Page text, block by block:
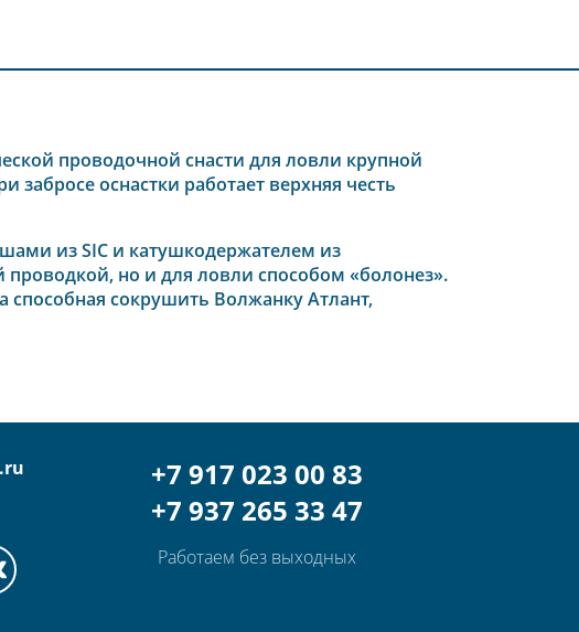
проводочной снасти для ловли крупной
оснастки работает верхняя честь
из SIC и катушкодержателем из
но и для ловли способом «болонез».
сокрушить Волжанку Атлант,
+7 917 023 00 83
+7 937 265 33 47
Работаем без выходных